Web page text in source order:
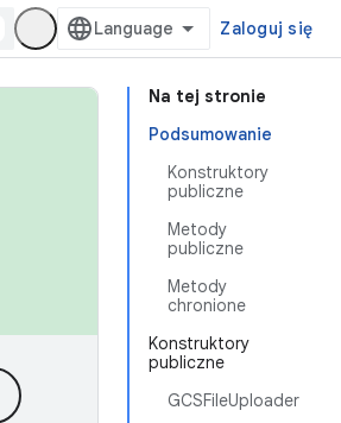
Zaloguj się
Na tej stronie
Podsumowanie
Konstruktory
publiczne
Metody
publiczne
Metody
chronione
Konstruktory
publiczne
GCSFileUploader